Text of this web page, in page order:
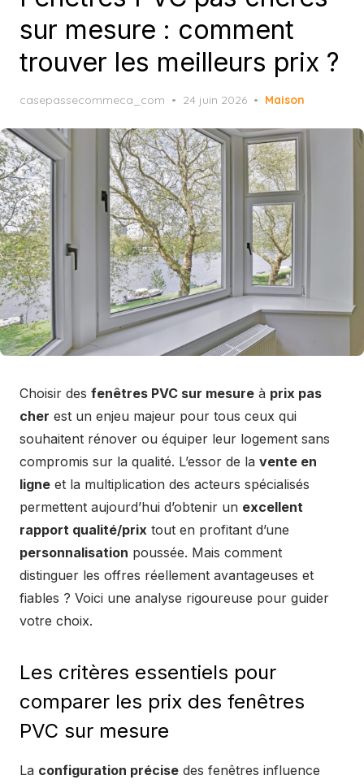
sur mesure : comment
trouver les meilleurs prix ?
casepassecommeca_com
Posted
24 juin 2026 Maison
Choisir des fenêtres PVC sur mesure à prix pas
cher est un enjeu majeur pour tous ceux qui
souhaitent rénover ou équiper leur logement sans
compromis sur la qualité. L’essor de la vente en
ligne et la multiplication des acteurs spécialisés
permettent aujourd’hui d’obtenir un excellent
rapport qualité/prix tout en profitant d’une
personnalisation poussée. Mais comment
distinguer les offres réellement avantageuses et
fiables ? Voici une analyse rigoureuse pour guider
votre choix.
Les critères essentiels pour
comparer les prix des fenêtres
PVC sur mesure
La configuration précise des fenêtres influence